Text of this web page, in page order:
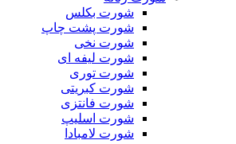
شورت بکلس
شورت پشت چاپ
شورت نخی
شورت لیفه ای
شورت توری
شورت کبریتی
شورت فانتزی
شورت اسلیپ
شورت لامبادا